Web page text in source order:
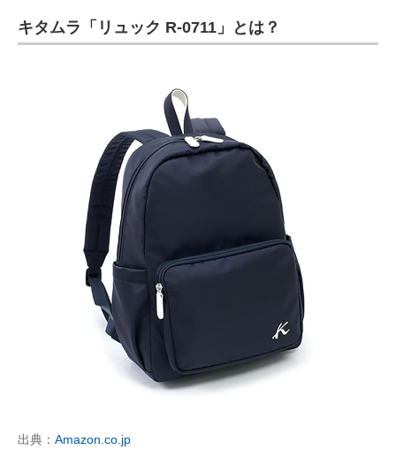
エネルギーの専門メディア
ちょっと気になるネットの話題
キタムラ「リュック R-0711」とは？
出典： Amazon.co.jp